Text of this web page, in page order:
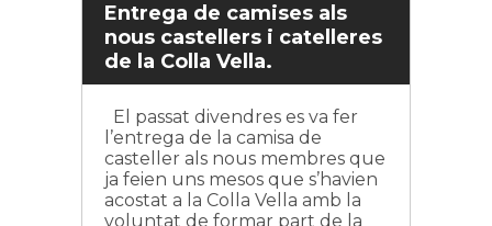
Entrega de camises als
nous castellers i catelleres
de la Colla Vella.
El passat divendres es va fer
l’entrega de la camisa de
casteller als nous membres que
ja feien uns mesos que s’havien
acostat a la Colla Vella amb la
voluntat de formar part de la